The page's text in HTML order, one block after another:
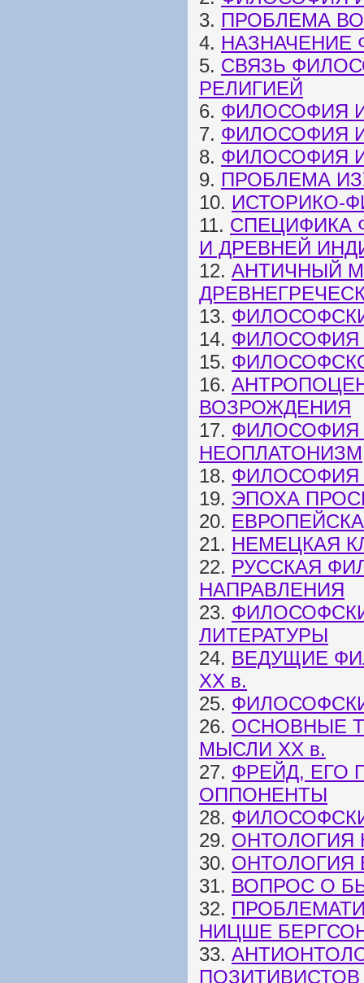
3. ПРОБЛЕМА
4. НАЗНАЧЕНИЕ
5. СВЯЗЬ
РЕЛИГИЕЙ
6. ФИЛОСОФИЯ
7. ФИЛОСОФИЯ
8. ФИЛОСОФИЯ
9. ПРОБЛЕМА
10. ИСТОРИКО-
11. СПЕЦИФИКА
И ДРЕВНЕЙ
12. АНТИЧНЫЙ
13.
14. ФИЛОСОФИЯ
15.
16.
ВОЗРОЖДЕНИЯ
17. ФИЛОСОФИЯ
18. ФИЛОСОФИЯ
19. ЭПОХА
20.
21. НЕМЕЦКАЯ
22. РУССКАЯ
НАПРАВЛЕНИЯ
23.
ЛИТЕРАТУРЫ
24. ВЕДУЩИЕ
ХХ в.
25.
26. ОСНОВНЫЕ
МЫСЛИ XX в.
27. ФРЕЙД, ЕГО
ОППОНЕНТЫ
28.
29. ОНТОЛОГИЯ
30. ОНТОЛОГИЯ
31. ВОПРОС О
32.
НИЦШЕ
33.
ПОЗИТИВИСТОВ